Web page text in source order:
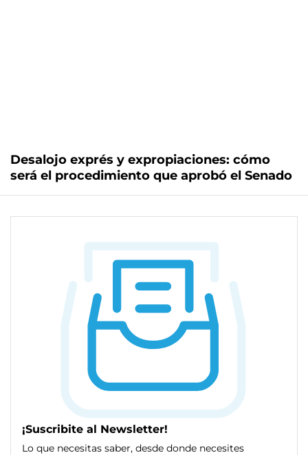
Desalojo exprés y expropiaciones: cómo
será el procedimiento que aprobó el Senado
¡Suscribite al Newsletter!
Lo que necesitas saber, desde donde necesites